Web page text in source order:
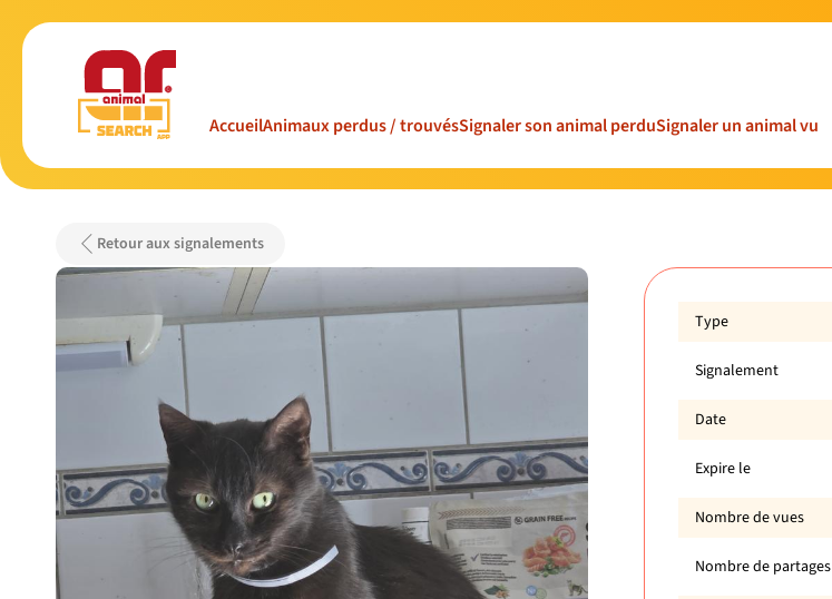
AccueilAnimaux perdus / trouvésSignaler son animal perduSignaler un animal vu
Retour aux signalements
Type
Signalement
Date
Expire le
Nombre de vues
Nombre de partages